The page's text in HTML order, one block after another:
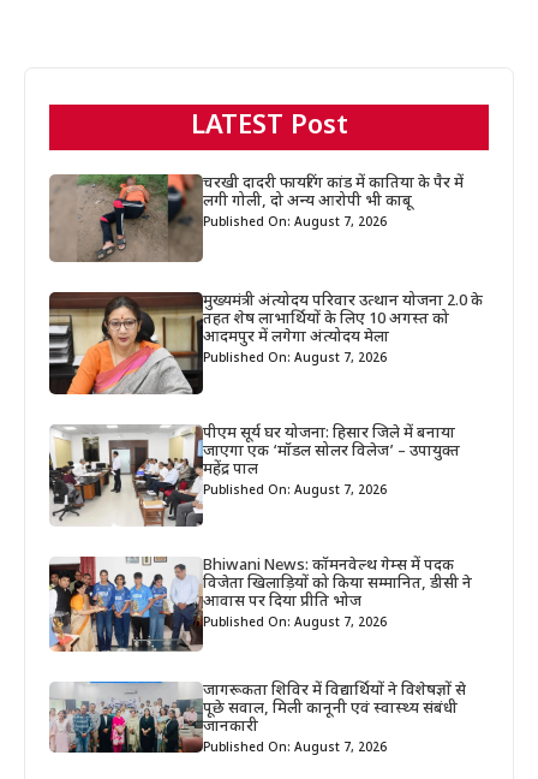
LATEST Post
चरखी दादरी फायरिंग कांड में कातिया के पैर में
लगी गोली, दो अन्य आरोपी भी काबू
Published On: August 7, 2026
मुख्यमंत्री अंत्योदय परिवार उत्थान योजना 2.0 के
तहत शेष लाभार्थियों के लिए 10 अगस्त को
आदमपुर में लगेगा अंत्योदय मेला
Published On: August 7, 2026
पीएम सूर्य घर योजना: हिसार जिले में बनाया
जाएगा एक ‘मॉडल सोलर विलेज’ – उपायुक्त
महेंद्र पाल
Published On: August 7, 2026
Bhiwani News: कॉमनवेल्थ गेम्स में पदक
विजेता खिलाड़ियों को किया सम्मानित, डीसी ने
आवास पर दिया प्रीति भोज
Published On: August 7, 2026
जागरूकता शिविर में विद्यार्थियों ने विशेषज्ञों से
पूछे सवाल, मिली कानूनी एवं स्वास्थ्य संबंधी
जानकारी
Published On: August 7, 2026